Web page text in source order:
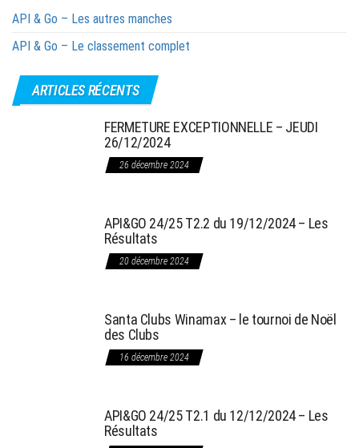
API & Go – Les autres manches
API & Go – Le classement complet
ARTICLES RÉCENTS
FERMETURE EXCEPTIONNELLE – JEUDI
26/12/2024
26 décembre 2024
API&GO 24/25 T2.2 du 19/12/2024 – Les
Résultats
20 décembre 2024
Santa Clubs Winamax – le tournoi de Noël
des Clubs
16 décembre 2024
API&GO 24/25 T2.1 du 12/12/2024 – Les
Résultats